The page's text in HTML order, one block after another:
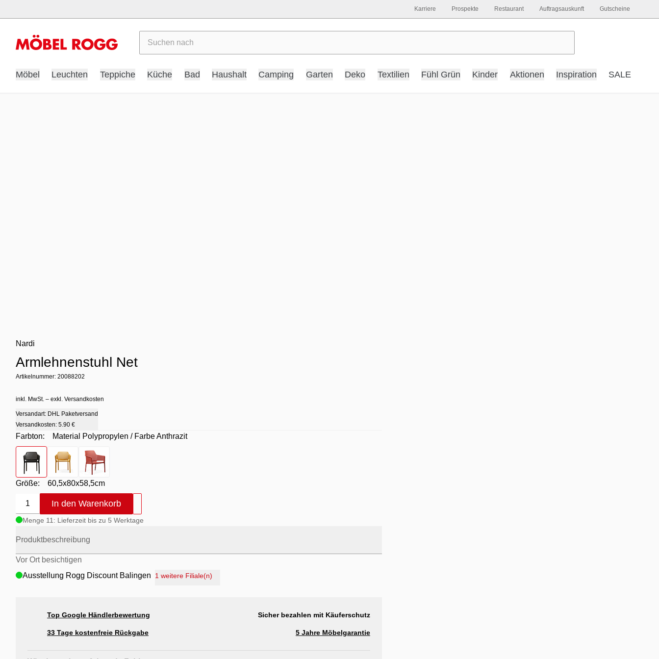
Möbel Leuchten Teppiche Küche Bad Haushalt Camping Garten Deko Textilien Fühl Grün Kinder Aktionen Inspiration SALE
Karriere Prospekte Restaurant Auftragsauskunft Gutscheine
Nardi
Armlehnenstuhl Net
Artikelnummer: 20088202
inkl. MwSt. – exkl. Versandkosten
Versandart: DHL Paketversand
Versandkosten: 5.90 €
Farbton:
Material Polypropylen / Farbe Anthrazit
Farbton
- Material Polypropylen / Farbe Anthrazit
Farbton - Material Polypropylen / Farbe Senape Senf
Farbton
Größe: 60,5x80x58,5cm
1 In den Warenkorb
Menge 11: Lieferzeit bis zu 5 Werktage
Produktbeschreibung
Vor Ort besichtigen
Ausstellung Rogg Discount Balingen
Ausstellung Rogg & Roll Reutlingen
Ausstellung Möbel Rogg Reutlingen
1 weitere Filiale(n)
Top Google Händlerbewertung Sicher bezahlen mit Käuferschutz
33 Tage kostenfreie Rückgabe 5 Jahre Möbelgarantie